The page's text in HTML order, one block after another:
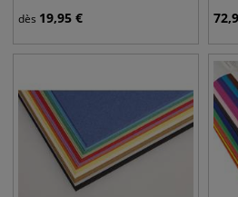
dès 19,95 €